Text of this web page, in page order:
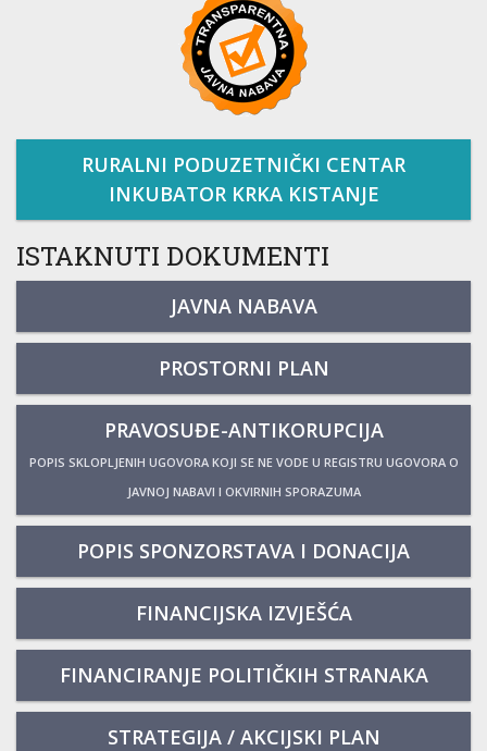
RURALNI PODUZETNIČKI CENTAR
INKUBATOR KRKA KISTANJE
ISTAKNUTI DOKUMENTI
JAVNA NABAVA
PROSTORNI PLAN
PRAVOSUĐE-ANTIKORUPCIJA
POPIS SKLOPLJENIH UGOVORA KOJI SE NE VODE U REGISTRU UGOVORA O
JAVNOJ NABAVI I OKVIRNIH SPORAZUMA
POPIS SPONZORSTAVA I DONACIJA
FINANCIJSKA IZVJEŠĆA
FINANCIRANJE POLITIČKIH STRANAKA
STRATEGIJA / AKCIJSKI PLAN